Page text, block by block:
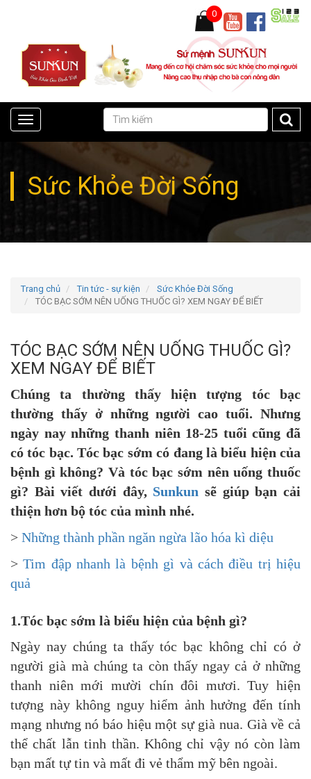
0
Toggle
Sức Khỏe Đời Sống
Trang chủ Tin tức - sự kiện
Sức Khỏe Đời Sống
TÓC BẠC SỚM NÊN UỐNG THUỐC GÌ? XEM NGAY ĐỂ BIẾT
TÓC BẠC SỚM NÊN UỐNG THUỐC GÌ?
XEM NGAY ĐỂ BIẾT
Chúng ta thường thấy hiện tượng tóc bạc
thường thấy ở những người cao tuổi. Nhưng
ngày nay những thanh niên 18-25 tuổi cũng đã
có tóc bạc. Tóc bạc sớm có đang là biểu hiện của
bệnh gì không? Và tóc bạc sớm nên uống thuốc
gì? Bài viết dưới đây, Sunkunsẽ giúp bạn cải
thiện hơn bộ tóc của mình nhé.
> Những thành phần ngăn ngừa lão hóa kì diệu
>Tim đập nhanh là bệnh gì và cách điều trị hiệu
quả
1.Tóc bạc sớm là biểu hiện của bệnh gì?
Ngày nay chúng ta thấy tóc bạc không chỉ có ở
người già mà chúng ta còn thấy ngay cả ở những
thanh niên mới mười chín đôi mươi. Tuy hiện
tượng này không nguy hiểm ảnh hưởng đến tính
mạng nhưng nó báo hiệu một sự già nua. Già về cả
thể chất lẫn tinh thần. Không chỉ vậy nó còn làm
bạn mất tự tin và mất đi vẻ thẩm mỹ bên ngoài.